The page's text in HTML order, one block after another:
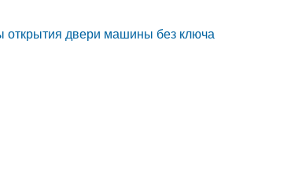
открытия двери машины без ключа